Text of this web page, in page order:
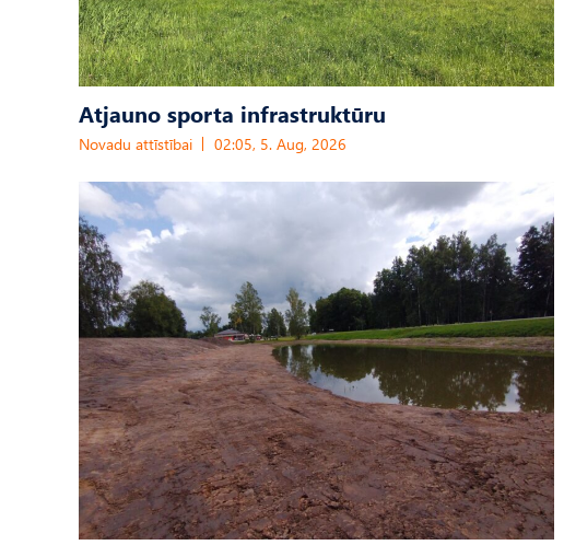
Atjauno sporta infrastruktūru
Novadu attīstībai 02:05, 5. Aug, 2026